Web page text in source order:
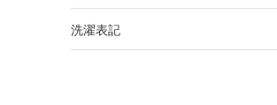
洗濯表記